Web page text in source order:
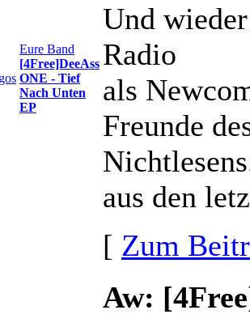
Eure Band
[4Free]DeeAss
ONE - Tief
Nach Unten
EP
Und
Radio
als
Freunde
aus den
[ Zum
Aw: